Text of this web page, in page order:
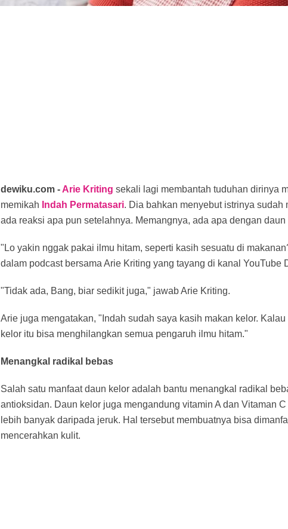
dewiku.com - Arie Kriting sekali lagi membantah tuduhan dirinya
memikah Indah Permatasari. Dia bahkan menyebut istrinya sudah
ada reaksi apa pun setelahnya. Memangnya, ada apa dengan daun
"Lo yakin nggak pakai ilmu hitam, seperti kasih sesuatu di
dalam podcast bersama Arie Kriting yang tayang di kanal YouTube
"Tidak ada, Bang, biar sedikit juga," jawab Arie Kriting.
Arie juga mengatakan, "Indah sudah saya kasih makan kelor.
kelor itu bisa menghilangkan semua pengaruh ilmu hitam."
Menangkal radikal bebas
Salah satu manfaat daun kelor adalah bantu menangkal radikal
antioksidan. Daun kelor juga mengandung vitamin A dan Vitaman
lebih banyak daripada jeruk. Hal tersebut membuatnya bisa
mencerahkan kulit.